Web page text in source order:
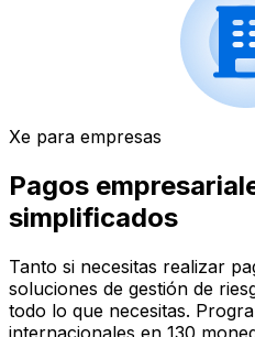
Xe para empresas
Pagos
simplificados
Tanto si necesitas realizar
soluciones de gestión de
todo lo que necesitas.